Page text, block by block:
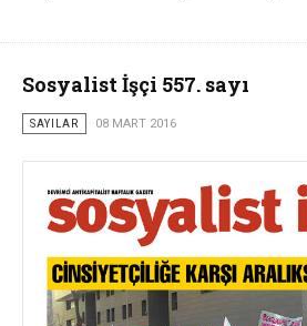
Sosyalist İşçi 557. sayı
SAYILAR 08 MART 2016